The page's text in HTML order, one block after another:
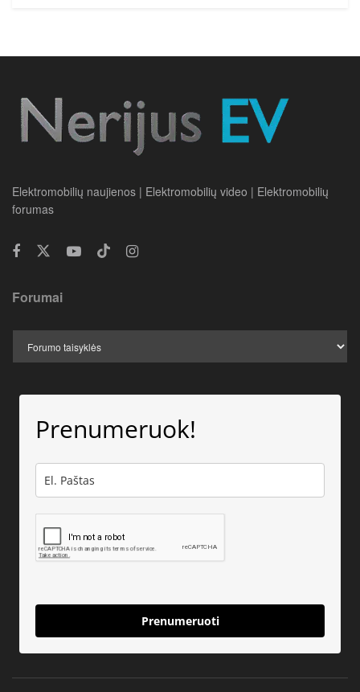
Elektromobilių naujienos | Elektromobilių video | Elektromobilių
forumas
Forumai
Prenumeruok!
Prenumeruoti